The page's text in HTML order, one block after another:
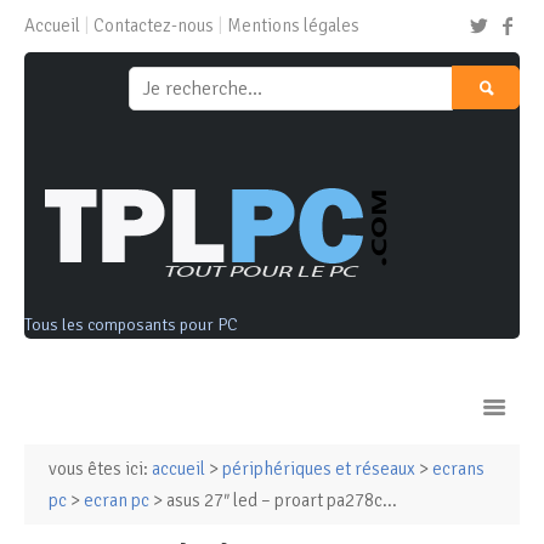
Accueil Contactez-nous Mentions légales
Tous les composants pour PC
Ordinateurs & Tablettes
vous êtes ici: accueil > périphériques et réseaux > ecrans
pc > ecran pc > asus 27″ led – proart pa278c...